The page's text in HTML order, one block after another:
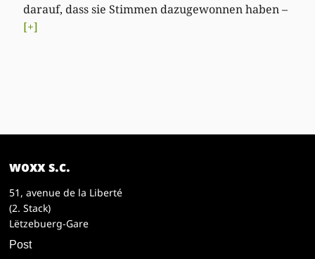
darauf, dass sie Stimmen dazugewonnen haben –
[+]
woxx s.c.
51, avenue de la Liberté
(2. Stack)
Lëtzebuerg-Gare
Post